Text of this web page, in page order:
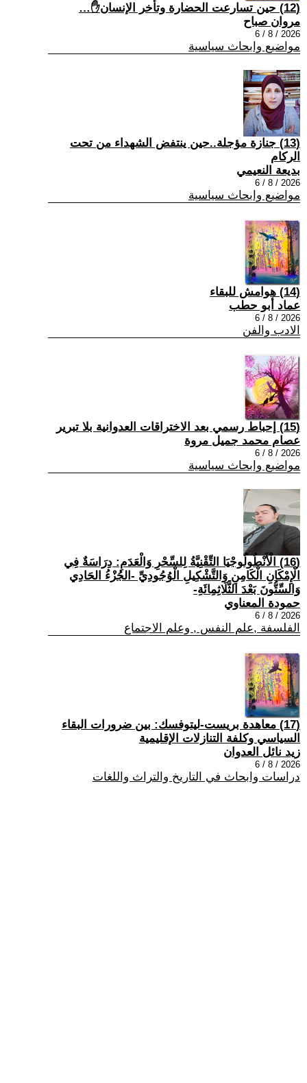
(12) حين تسارعت الحضارة وتأخر الإنسان✋…
مروان صباح
2026 / 8 / 6
مواضيع وابحاث سياسية
(13) جنازة مؤجلة..حين ينتفض الشهداء من تحت
الركام
بديعة النعيمي
2026 / 8 / 6
مواضيع وابحاث سياسية
(14) هوامش للبقاء
عماد أبو حطب
2026 / 8 / 6
الادب والفن
(15) إحباط رسمي بعد الاختراقات العدوانية بلا تبرير
عصام محمد جميل مروة
2026 / 8 / 6
مواضيع وابحاث سياسية
(16) الْأَنْطُولُوجْيَا التِّقْنِيَّةُ لِلسِّحْرِ وَالْعَدَمِ: دِرَاسَةٌ فِي
الْإِمْكَانِ الْكَامِنِ وَالتَّشْكِيلِ الْوُجُودِيِّ -الجُزْءُ الحَادِي
وَالسِّتُّونَ بَعْدَ الثَّلَاثِمِائَةِ-
حمودة المعناوي
2026 / 8 / 6
الفلسفة ,علم النفس , وعلم الاجتماع
(17) معاهدة بريست-ليتوفسك: بين ضرورات البقاء
السياسي وكلفة التنازلات الإقليمية
زيد نائل العدوان
2026 / 8 / 6
دراسات وابحاث في التاريخ والتراث واللغات